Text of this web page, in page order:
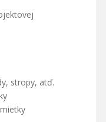
stropy, atď.